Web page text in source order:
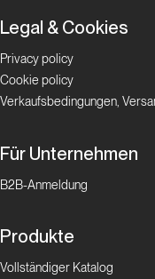
Legal & Cookies
Privacy policy
Cookie policy
Verkaufsbedingungen,
Für Unternehmen
B2B-Anmeldung
Produkte
Vollständiger Katalog